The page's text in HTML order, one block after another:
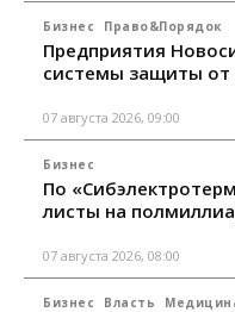
Бизнес Право&Порядок
Предприятия
системы защиты от
07 августа 2026, 09:00
Бизнес
По
листы на
07 августа 2026, 08:00
Бизнес Власть